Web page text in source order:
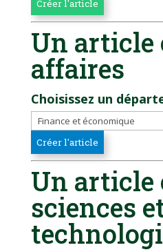
Un article
affaires
Choisissez un
Un article
sciences